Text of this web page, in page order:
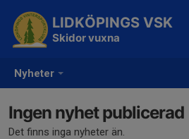
Nyheter
LIDKÖPINGS VSK
Skidor vuxna
Ingen nyhet publicerad
Det finns inga nyheter än.